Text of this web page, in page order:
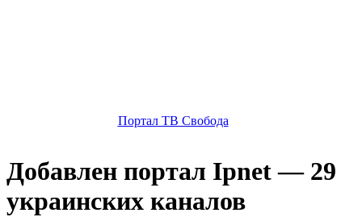
Портал ТВ Свобода
Добавлен портал Ipnet — 29
украинских каналов